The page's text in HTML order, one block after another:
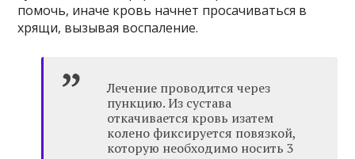
помочь, иначе кровь начнет просачиваться в
хрящи, вызывая воспаление.
Лечение проводится через
пункцию. Из сустава
откачивается кровь изатем
колено фиксируется повязкой,
которую необходимо носить 3